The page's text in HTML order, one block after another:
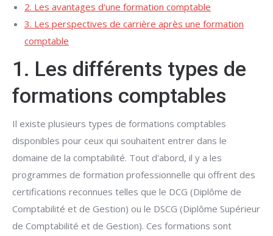
2. Les avantages d'une formation comptable
3. Les perspectives de carrière après une formation
comptable
1. Les différents types de
formations comptables
Il existe plusieurs types de formations comptables
disponibles pour ceux qui souhaitent entrer dans le
domaine de la comptabilité. Tout d'abord, il y a les
programmes de formation professionnelle qui offrent des
certifications reconnues telles que le DCG (Diplôme de
Comptabilité et de Gestion) ou le DSCG (Diplôme Supérieur
de Comptabilité et de Gestion). Ces formations sont